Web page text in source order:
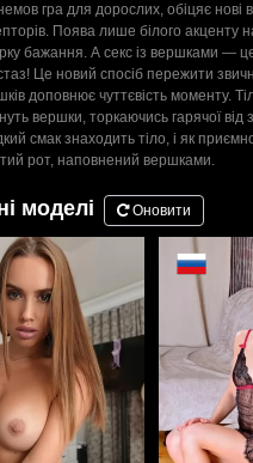
гра для дорослих, обіцяє нові
Поява лише білого акценту
бажання. А секс із вершками —
Це новий спосіб пережити
доповнює чуттєвість моменту.
вершки, торкаючись гарячої від
смак знаходить тіло, і як
рот, наповнений вершками.
моделі Оновити